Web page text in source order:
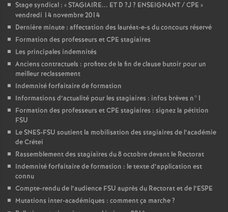
Stage syndical : «STAGIAIRE... ET D ?J ? ENSEIGNANT/CPE »
vendredi 14 novembre 2014
Dernière minute : affectation des lauréat-e-s du concours réservé
Formation des professeurs etCPE stagiaires
Les principales indemnités
Anciens contractuels : profitez de la fin de clause butoir pour un
meilleur reclassement
Indemnité forfaitaire de formation
Informations d’actualité pour les stagiaires : infos brèves n°1
Formation des professeurs etCPE stagiaires : signez la pétition
FSU
LeSNES-FSU soutient la mobilisation des stagiaires de l’académie
de Crétei
Rassemblement des stagiaires du 8 octobre devant le Rectorat
Indemnité forfaitaire de formation : le texte d’application est
connu
Compte-rendu de l’audience FSU auprès du Rectorat et de l’ESPE
Mutations inter-académiques : comment ça marche?